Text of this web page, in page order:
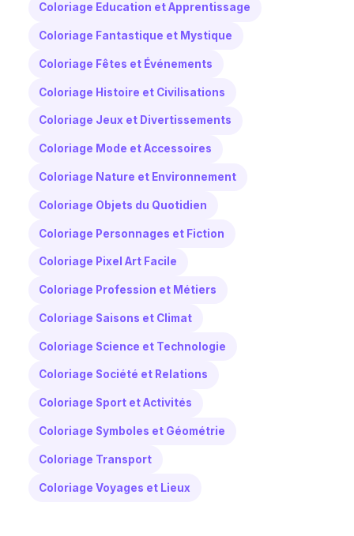
Coloriage Education et Apprentissage
Coloriage Fantastique et Mystique
Coloriage Fêtes et Événements
Coloriage Histoire et Civilisations
Coloriage Jeux et Divertissements
Coloriage Mode et Accessoires
Coloriage Nature et Environnement
Coloriage Objets du Quotidien
Coloriage Personnages et Fiction
Coloriage Pixel Art Facile
Coloriage Profession et Métiers
Coloriage Saisons et Climat
Coloriage Science et Technologie
Coloriage Société et Relations
Coloriage Sport et Activités
Coloriage Symboles et Géométrie
Coloriage Transport
Coloriage Voyages et Lieux